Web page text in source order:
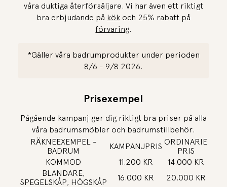
våra duktiga återförsäljare. Vi har även ett riktigt
bra erbjudande på kökoch 25% rabatt på
förvaring
*Gäller våra badrumprodukter under perioden
8/6 - 9/8 2026.
Prisexempel
Pågående kampanj ger dig riktigt bra priser på alla
våra badrumsmöbler och badrumstillbehör.
RÄKNEEXEMPEL -
BADRUM
KAMPANJPRIS ORDINARIE
PRIS
KOMMOD
11.200 KR
14.000 KR
BLANDARE,
SPEGELSKÅP, HÖGSKÅP
16.000 KR
20.000 KR